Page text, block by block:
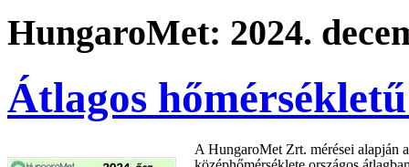
HungaroMet: 2024.
Átlagos hőmérsékletű
A HungaroMet Zrt. mérései alapján